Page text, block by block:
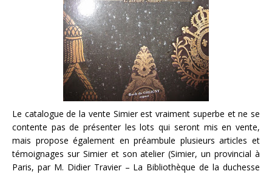
Le catalogue de la vente Simier est vraiment superbe et ne se
contente pas de présenter les lots qui seront mis en vente,
mais propose également en préambule plusieurs articles et
témoignages sur Simier et son atelier (Simier, un provincial à
Paris, par M. Didier Travier – La Bibliothèque de la duchesse